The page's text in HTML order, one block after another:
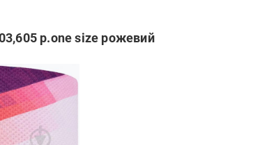
р.one size рожевий